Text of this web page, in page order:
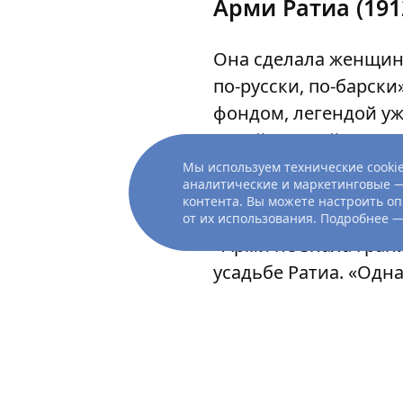
Арми Ратиа
Она сделала
по-русски, по-
фондом, легендой
дизайнерской
жизнь в
склонная к
«Арми не знала
усадьбе Ратиа.
Мы используем технические
аналитические и маркетинговые
контента. Вы можете настроить
от их использования. Подробнее